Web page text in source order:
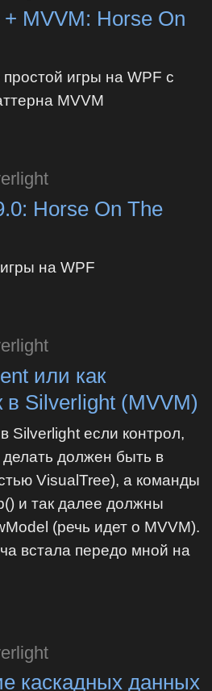
MVVM: Horse On
игры на WPF с
MVVM
Horse On The
на WPF
или как
в Silverlight (MVVM)
Silverlight если контрол,
должен быть в
VisualTree), а команды
и так далее должны
(речь идет о MVVM).
встала передо мной на
каскадных данных